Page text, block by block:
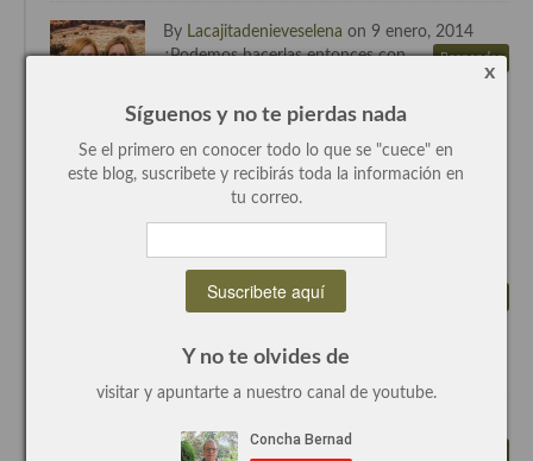
Cocina Americana
Cocina Brasileña
Cocina colombiana
Cocina Venezolana
Cocina de Estados Unidos
Cocina de Guatemala
Cocina de Nicaragua
By Lacajitadenieveselena on 9 enero, 2014
Responder
¿Podemos hacerlas entonces con
también está bien? ¿No añadimos nada de
azúcar?
Qué verduras podemos glasear de esta manera
¿tomates también?
Besos wapaa
Nieves
By pili on 9 enero, 2014
se pueden guardar? o congelar
por supuesto, dejalas un pelin duras,
x
Síguenos y no te pierdas nada
Se el primero en conocer todo lo que se "cuece" en
este blog, suscribete y recibirás toda la información en
tu correo.
Y no te olvides de
visitar y apuntarte a nuestro canal de youtube.